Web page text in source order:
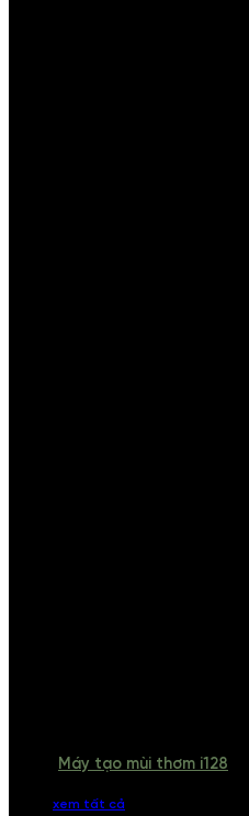
Máy tạo mùi thơm i128
xem tất cả